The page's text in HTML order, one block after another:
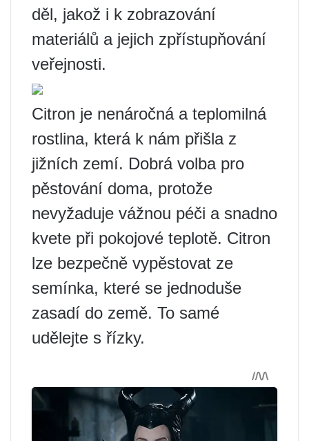
děl, jakož i k zobrazování
materiálů a jejich zpřístupňování
veřejnosti.
Citron je nenáročná a teplomilná
rostlina, která k nám přišla z
jižních zemí. Dobrá volba pro
pěstování doma, protože
nevyžaduje vážnou péči a snadno
kvete při pokojové teplotě. Citron
lze bezpečně vypěstovat ze
semínka, které se jednoduše
zasadí do země. To samé
udělejte s řízky.